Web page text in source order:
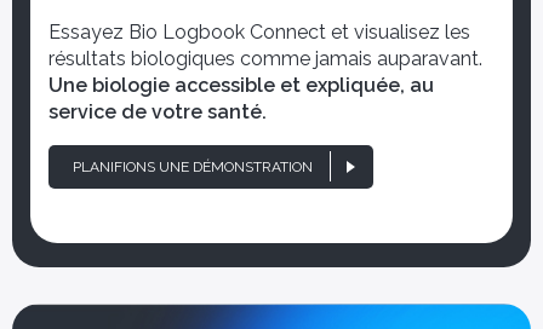
Essayez Bio Logbook Connect et visualisez les
résultats biologiques comme jamais auparavant.
Une biologie accessible et expliquée, au
service de votre santé.
PLANIFIONS UNE DÉMONSTRATION